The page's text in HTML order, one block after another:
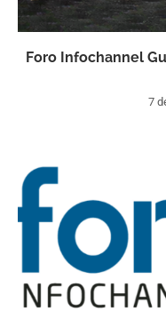
Foro Infochannel
7